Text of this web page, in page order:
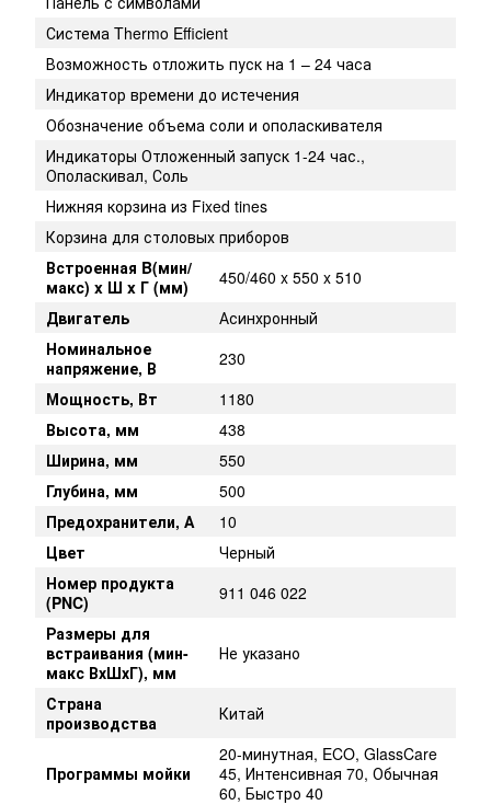
Система Thermo Efficient
Возможность отложить пуск на 1 – 24 часа
Индикатор времени до истечения
Обозначение объема соли и ополаскивателя
Индикаторы Отложенный запуск 1-24 час.,
Ополаскивал, Соль
Нижняя корзина из Fixed tines
Корзина для столовых приборов
Встроенная B(мин/
макс) x Ш x Г (мм)
450/460 x 550 x 510
Двигатель
Асинхронный
Номинальное
напряжение, В
230
Мощность, Вт
1180
Высота, мм
438
Ширина, мм
550
Глубина, мм
500
Предохранители, А
10
Цвет
Черный
Номер продукта
(PNC)
911 046 022
Размеры для
встраивания (мин-
макс ВхШхГ), мм
Не указано
Страна
производства
Китай
Программы мойки
20-минутная, ECO, GlassCare
45, Интенсивная 70, Обычная
60, Быстро 40